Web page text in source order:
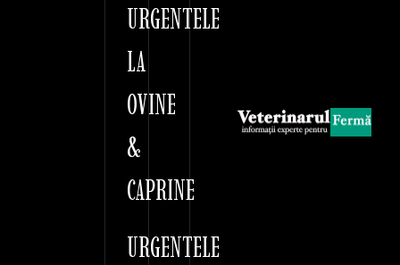
URGENTELE
LA
OVINE
&
CAPRINE
URGENTELE